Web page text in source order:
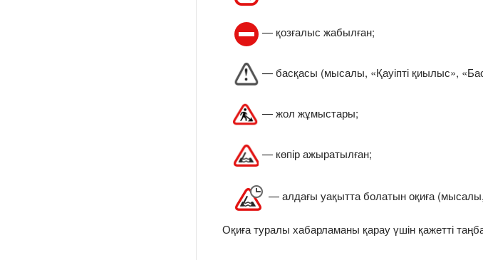
— қозғалыс жабылған;
— басқасы (мысалы, «Қауіпті қиылыс»,
— жол жұмыстары;
— көпір ажыратылған;
— алдағы уақытта болатын оқиға
Оқиға туралы хабарламаны қарау үшін қажетті